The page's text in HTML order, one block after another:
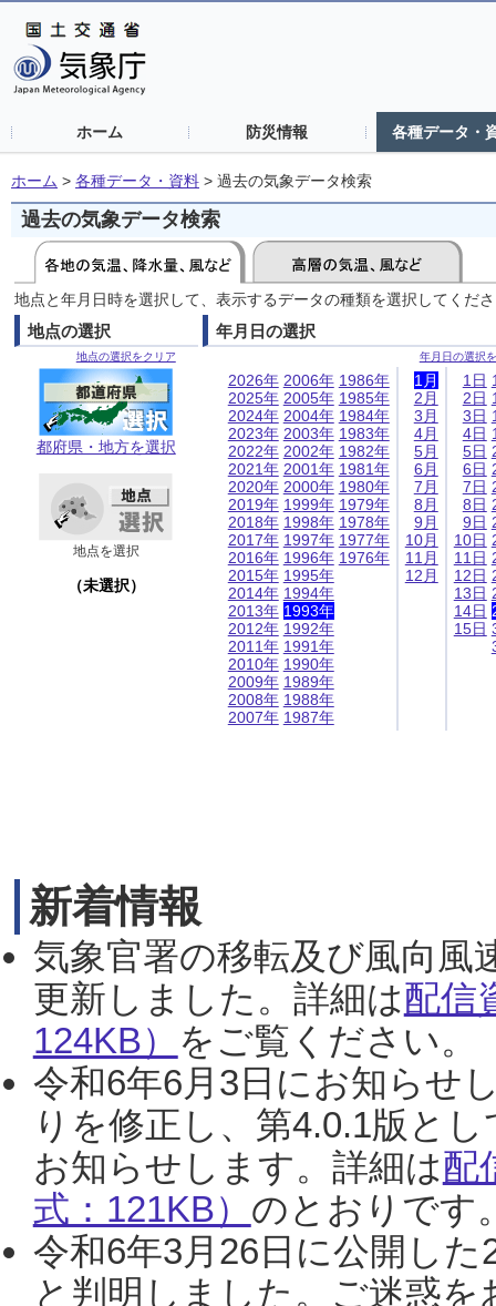
ホーム 防災情報 各種データ・
ホーム > 各種データ・資料 > 過去の気象データ検索
過去の気象データ検索
地点と年月日時を選択して、表示するデータの種類を選択してくだ
地点の選択
地点の選択をクリア
都府県・地方を選択
地点を選択
（未選択）
年月日の選択
年月日の選択
2026年
2025年
2024年
2023年
2022年
2021年
2020年
2019年
2018年
2017年
2016年
2015年
2014年
2013年
2012年
2011年
2010年
2009年
2008年
2007年
2006年
2005年
2004年
2003年
2002年
2001年
2000年
1999年
1998年
1997年
1996年
1995年
1994年
1993年
1992年
1991年
1990年
1989年
1988年
1987年
1986年
1985年
1984年
1983年
1982年
1981年
1980年
1979年
1978年
1977年
1976年
1月
2月
3月
4月
5月
6月
7月
8月
9月
10月
11月
12月
1日
2日
3日
4日
5日
6日
7日
8日
9日
10日
11日
12日
13日
14日
15日
新着情報
気象官署の移転及び風向風
更新しました。詳細は配信
124KB） をご覧ください。
令和6年6月3日にお知らせ
りを修正し、第4.0.1版と
お知らせします。詳細は配
式：121KB） のとおりです
令和6年3月26日に公開し
と判明しました。ご迷惑